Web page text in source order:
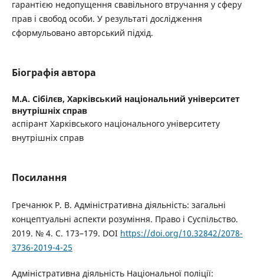
гарантією недопущення свавільного втручання у сферу
прав і свобод особи. У результаті дослідження
сформульовано авторський підхід.
Біографія автора
М.А. Сібілєв, Харківський національний університет
внутрішніх справ
аспірант Харківського національного університету
внутрішніх справ
Посилання
Гречанюк Р. В. Адміністративна діяльність: загальні
концептуальні аспекти розуміння. Право і Суспільство.
2019. № 4. С. 173–179. DOI https://doi.org/10.32842/2078-
3736-2019-4-25
Адміністративна діяльність Національної поліції: